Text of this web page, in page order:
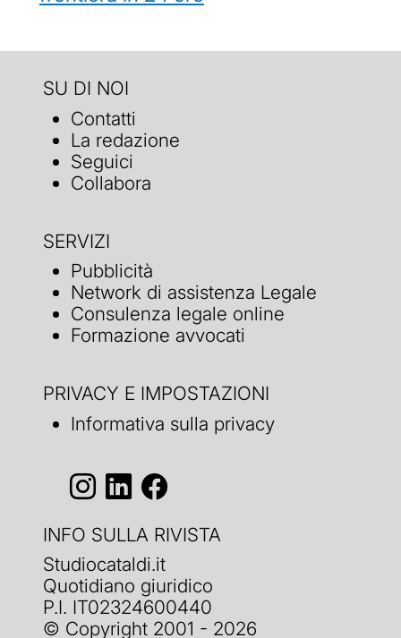
SU DI NOI
Contatti
La redazione
Seguici
Collabora
SERVIZI
Pubblicità
Network di assistenza Legale
Consulenza legale online
Formazione avvocati
PRIVACY E IMPOSTAZIONI
Informativa sulla privacy
INFO SULLA RIVISTA
Studiocataldi.it
Quotidiano giuridico
P.I. IT02324600440
© Copyright 2001 - 2026